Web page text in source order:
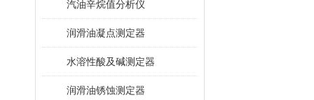
汽油辛烷值分析仪
润滑油凝点测定器
水溶性酸及碱测定器
润滑油锈蚀测定器